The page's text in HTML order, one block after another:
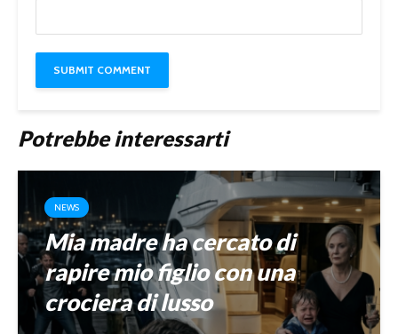
Potrebbe interessarti
NEWS
Mia madre ha cercato di
rapire mio figlio con una
crociera di lusso